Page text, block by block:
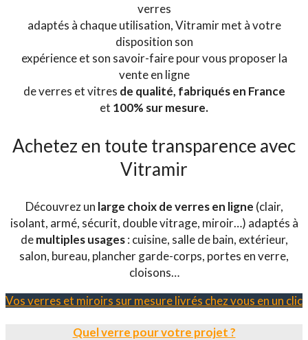
verres
adaptés à chaque utilisation, Vitramir met à votre
disposition son
expérience et son savoir-faire pour vous proposer la
vente en ligne
de verres et vitres de qualité, fabriqués en France
et 100% sur mesure.
Achetez en toute transparence avec
Vitramir
Découvrez un large choix de verres en ligne (clair,
isolant, armé, sécurit, double vitrage, miroir…) adaptés à
demultiples usages: cuisine, salle de bain, extérieur,
salon, bureau, plancher garde-corps, portes en verre,
cloisons…
Vos verres et miroirs sur mesure livrés chez vous en un clic
Quel verre pour votre projet ?